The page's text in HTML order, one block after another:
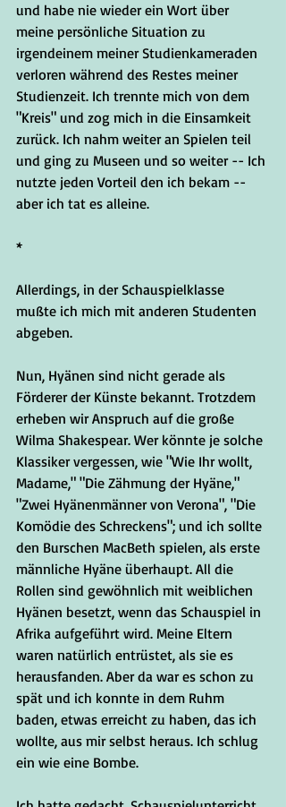
und habe nie wieder ein Wort über
meine persönliche Situation zu
irgendeinem meiner Studienkameraden
verloren während des Restes meiner
Studienzeit. Ich trennte mich von dem
"Kreis" und zog mich in die Einsamkeit
zurück. Ich nahm weiter an Spielen teil
und ging zu Museen und so weiter -- Ich
nutzte jeden Vorteil den ich bekam --
aber ich tat es alleine.
*
Allerdings, in der Schauspielklasse
mußte ich mich mit anderen Studenten
abgeben.
Nun, Hyänen sind nicht gerade als
Förderer der Künste bekannt. Trotzdem
erheben wir Anspruch auf die große
Wilma Shakespear. Wer könnte je solche
Klassiker vergessen, wie "Wie Ihr wollt,
Madame," "Die Zähmung der Hyäne,"
"Zwei Hyänenmänner von Verona", "Die
Komödie des Schreckens"; und ich sollte
den Burschen MacBeth spielen, als erste
männliche Hyäne überhaupt. All die
Rollen sind gewöhnlich mit weiblichen
Hyänen besetzt, wenn das Schauspiel in
Afrika aufgeführt wird. Meine Eltern
waren natürlich entrüstet, als sie es
herausfanden. Aber da war es schon zu
spät und ich konnte in dem Ruhm
baden, etwas erreicht zu haben, das ich
wollte, aus mir selbst heraus. Ich schlug
ein wie eine Bombe.